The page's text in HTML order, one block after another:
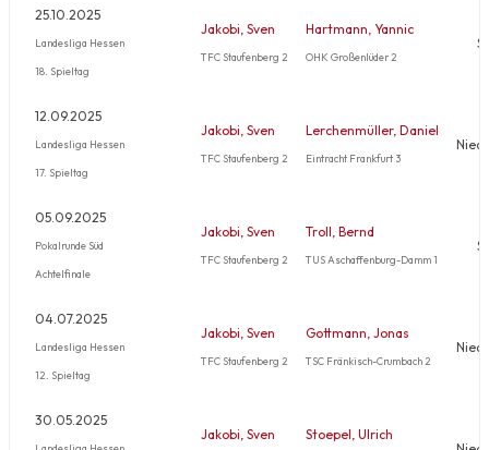
25.10.2025
Landesliga Hessen
18. Spieltag
Jakobi, Sven
TFC Staufenberg 2
Hartmann, Yannic
OHK Großenlüder 2
12.09.2025
Landesliga Hessen
17. Spieltag
Jakobi, Sven
TFC Staufenberg 2
Lerchenmüller, Daniel
Eintracht Frankfurt 3
05.09.2025
Pokalrunde Süd
Achtelfinale
Jakobi, Sven
TFC Staufenberg 2
Troll, Bernd
TUS Aschaffenburg-Damm 1
04.07.2025
Landesliga Hessen
12. Spieltag
Jakobi, Sven
TFC Staufenberg 2
Gottmann, Jonas
TSC Fränkisch-Crumbach 2
30.05.2025
Landesliga Hessen
Jakobi, Sven Stoepel, Ulrich